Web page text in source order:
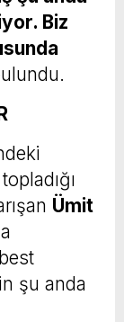
Biz
Ümit
şu anda